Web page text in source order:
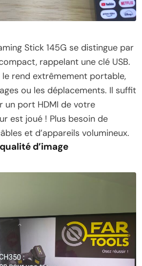
Stick 145G se distingue par
rappelant une clé USB.
rend extrêmement portable,
ou les déplacements. Il suffit
un port HDMI de votre
est joué ! Plus besoin de
et d’appareils volumineux.
d’image